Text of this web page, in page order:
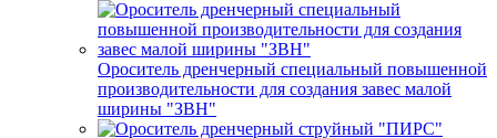
Ороситель дренчерный специальный повышенной
производительности для создания завес малой
ширины "ЗВН"